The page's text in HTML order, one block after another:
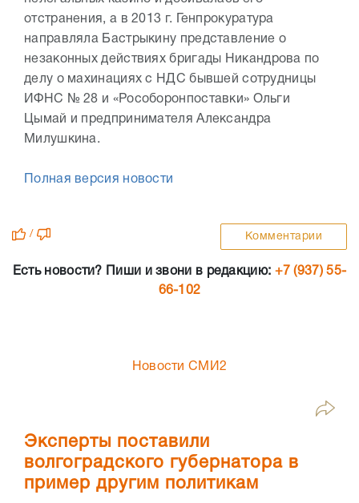
отстранения, а в 2013 г. Генпрокуратура
направляла Бастрыкину представление о
незаконных действиях бригады Никандрова по
делу о махинациях с НДС бывшей сотрудницы
ИФНС № 28 и «Рособоронпоставки» Ольги
Цымай и предпринимателя Александра
Милушкина.
Полная версия новости
/ Комментарии
Есть новости? Пиши и звони в редакцию: +7 (937) 55-
66-102
Новости СМИ2
Эксперты поставили
волгоградского губернатора в
пример другим политикам